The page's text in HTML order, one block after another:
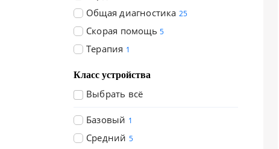
Общая диагностика 25
Скорая помощь 5
Терапия 1
Класс устройства
Выбрать всё
Базовый 1
Средний 5